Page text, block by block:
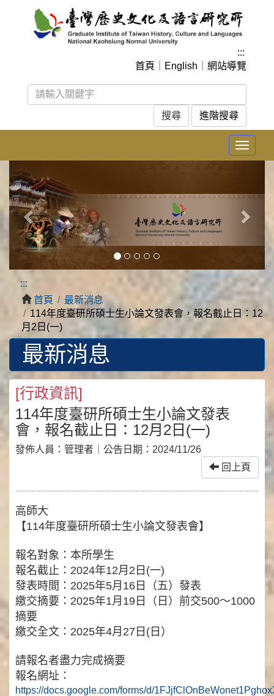
:::
首頁
English 網站導覽
進階搜尋
Toggle
上
一
張
一
張
:::
首頁
最新消息
114年度臺研所碩士生小論文發表會，報名截止日：12
月2日(一)
最新消息
[行政資訊]
114年度臺研所碩士生小論文發表
會，報名截止日：12月2日(一)
發佈人員： 管理者 ｜公告日期： 2024/11/26
回上頁
高師大
【114年度臺研所碩士生小論文發表會】
報名對象：本所學生
報名截止：2024年12月2日(一)
發表時間：2025年5月16日（五）發表
繳交摘要：2025年1月19日（日）前交500～1000
摘要
繳交全文：2025年4月27日(日）
請報名者盡力完成摘要
報名網址：
https://docs.google.com/forms/d/